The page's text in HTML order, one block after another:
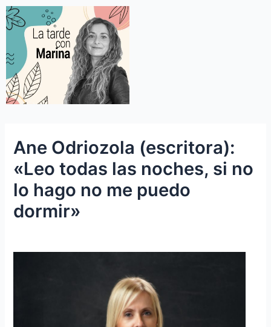
Ane Odriozola (escritora):
«Leo todas las noches, si no
lo hago no me puedo
dormir»